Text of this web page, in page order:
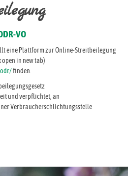
VO
eine Plattform zur Online-Streitbeilegung
open in new tab)
finden.
und verpflichtet, an
Verbraucherschlichtungsstelle